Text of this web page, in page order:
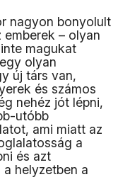
nagyon bonyolult
– olyan
magukat
olyan
új társ van,
és számos
nehéz jót lépni,
utóbb
ami miatt az
a
és azt
helyzetben a